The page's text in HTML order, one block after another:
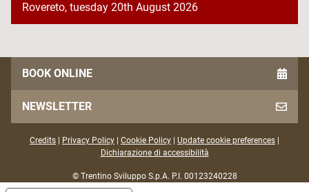
Rovereto, tuesday 20th August 2026
BOOK ONLINE
NEWSLETTER
Credits Privacy Policy Cookie Policy Update cookie preferences
Dichiarazione di accessibilità
© Trentino Sviluppo S.p.A. P.I. 00123240228